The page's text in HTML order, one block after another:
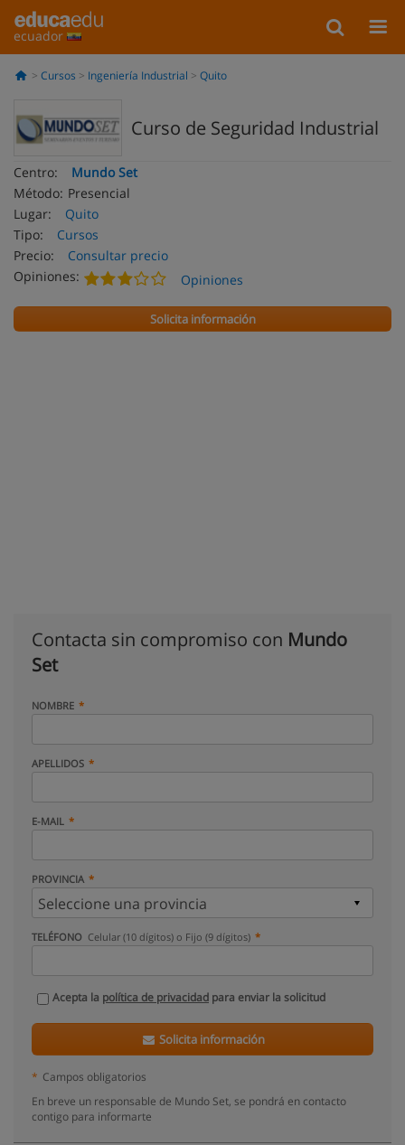
ecuador
Cursos Ingeniería Industrial Quito
Curso de Seguridad Industrial
Centro:
Mundo Set
Método: Presencial
Lugar:
Quito
Tipo:
Cursos
Precio:
Consultar precio
Opiniones:
Opiniones
Solicita información
Contacta sin compromiso con Mundo
Set
NOMBRE
APELLIDOS
E-MAIL
PROVINCIA
TELÉFONO Celular (10 dígitos) o Fijo (9 dígitos)
Acepta la política de privacidad para enviar la solicitud
Solicita información
* Campos obligatorios
En breve un responsable de Mundo Set, se pondrá en contacto
contigo para informarte